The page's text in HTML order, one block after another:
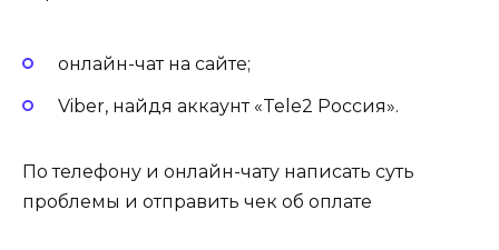
онлайн-чат на сайте;
Viber, найдя аккаунт «Tele2 Россия».
По телефону и онлайн-чату написать суть
проблемы и отправить чек об оплате